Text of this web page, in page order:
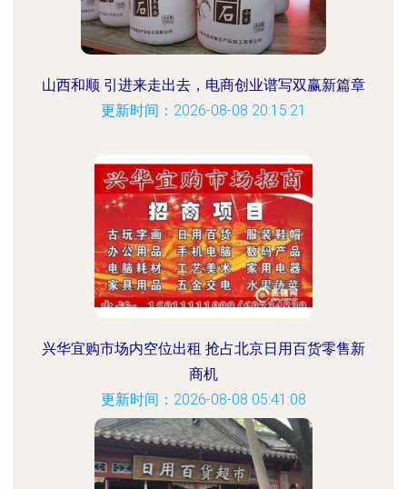
山西和顺 引进来走出去，电商创业谱写双赢新篇章
更新时间：2026-08-08 20:15:21
兴华宜购市场内空位出租 抢占北京日用百货零售新
商机
更新时间：2026-08-08 05:41:08